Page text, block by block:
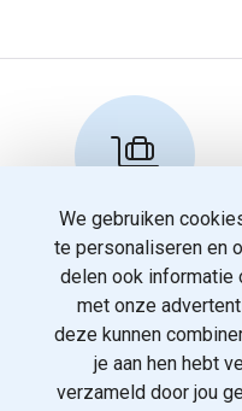
Reserveren en info
info@travelnoord.nl
We gebruiken
te personaliseren en
delen ook informatie
met onze
deze kunnen
je aan hen hebt
verzameld door jou